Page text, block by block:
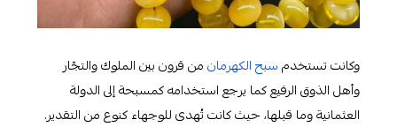
وكانت تستخدمسبح الكهرمانمن قرون بين الملوك والتجّار
وأهل الذوق الرفيع كما يرجع استخدامه كمسبحة إلى الدولة
العثمانية وما قبلها، حيث كانت تُهدى للوجهاء كنوع من التقدير.